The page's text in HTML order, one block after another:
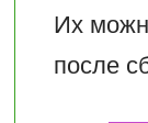
Их
после